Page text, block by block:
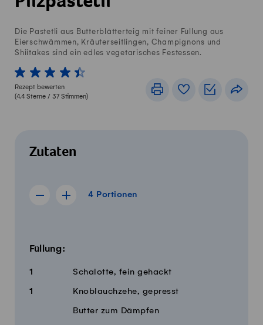
Die Pastetli aus Butterblätterteig mit feiner Füllung aus
Eierschwämmen, Kräuterseitlingen, Champignons und
Shiitakes sind ein edles vegetarisches Festessen.
1 von 5 Sterne
2 von 5 Sterne
3 von 5 Sterne
4 von 5 Sterne
5 von 5 Sterne
Rezept bewerten
(4.4 Sterne / 37 Stimmen)
DruckenRezeptbuch
Zutaten
4 Portionen
Rezept für 3 Portionen anzeigen
Rezept für 5 Portionen anzeigen
4 Portionen
Füllung:
1 Schalotte, fein gehackt
1 Knoblauchzehe, gepresst
Butter zum Dämpfen